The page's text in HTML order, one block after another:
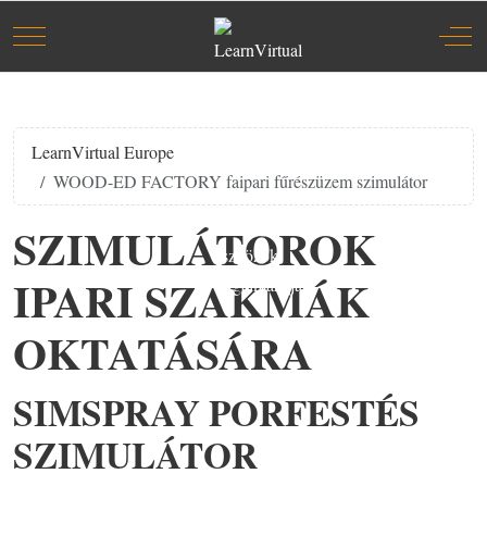
Mobile Menu Toggle Off-
LearnVirtual Europe
WOOD-ED FACTORY faipari fűrészüzem szimulátor
SZIMULÁTOROK
IPARI SZAKMÁK
OKTATÁSÁRA
SIMSPRAY PORFESTÉS
SZIMULÁTOR
hónap